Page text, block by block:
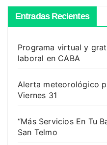
Entradas Recientes
Programa virtual y
laboral en CABA
Alerta meteorológico
Viernes 31
“Más Servicios En Tu
San Telmo